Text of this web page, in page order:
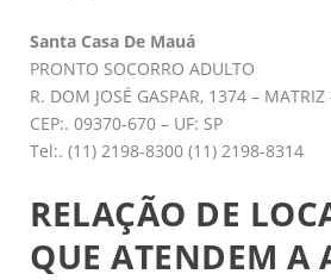
Santa Casa De Mauá
PRONTO SOCORRO ADULTO
R. DOM JOSÉ GASPAR, 1374 –
CEP:. 09370-670 – UF: SP
Tel:. (11) 2198-8300 (11) 2198-8314
RELAÇÃO DE
QUE ATENDEM A